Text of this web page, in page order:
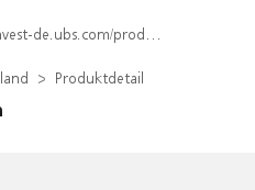
produkt/detail/index/isin/DE000WA7ELH0
Produktdetail